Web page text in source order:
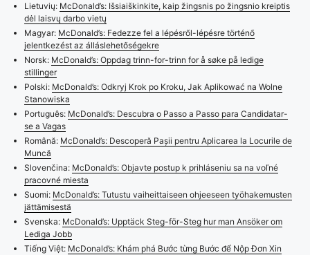
Lietuvių: McDonald’s: Išsiaiškinkite, kaip žingsnis po žingsnio kreiptis
dėl laisvų darbo vietų
Magyar: McDonald’s: Fedezze fel a lépésről-lépésre történő
jelentkezést az álláslehetőségekre
Norsk: McDonald’s: Oppdag trinn-for-trinn for å søke på ledige
stillinger
Polski: McDonald’s: Odkryj Krok po Kroku, Jak Aplikować na Wolne
Stanowiska
Português: McDonald’s: Descubra o Passo a Passo para Candidatar-
se a Vagas
Română: McDonald’s: Descoperă Pașii pentru Aplicarea la Locurile de
Muncă
Slovenčina: McDonald’s: Objavte postup k prihláseniu sa na voľné
pracovné miesta
Suomi: McDonald’s: Tutustu vaiheittaiseen ohjeeseen työhakemusten
jättämisestä
Svenska: McDonald’s: Upptäck Steg-för-Steg hur man Ansöker om
Lediga Jobb
Tiếng Việt: McDonald’s: Khám phá Bước từng Bước để Nộp Đơn Xin